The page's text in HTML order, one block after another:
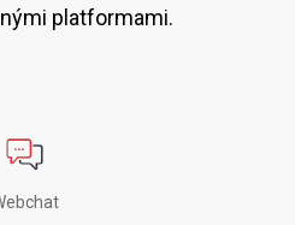
platformami.